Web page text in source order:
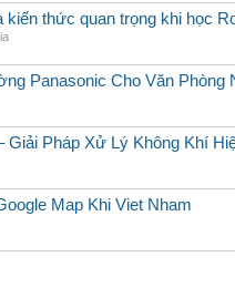
kiến thức quan trọng khi học
Panasonic Cho Văn Phòng
Giải Pháp Xử Lý Không Khí
Map Khi Viet Nham